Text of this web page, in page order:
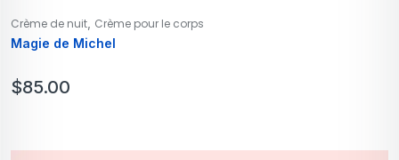
Crème de nuit Crème pour le corps
Magie de Michel
$85.00